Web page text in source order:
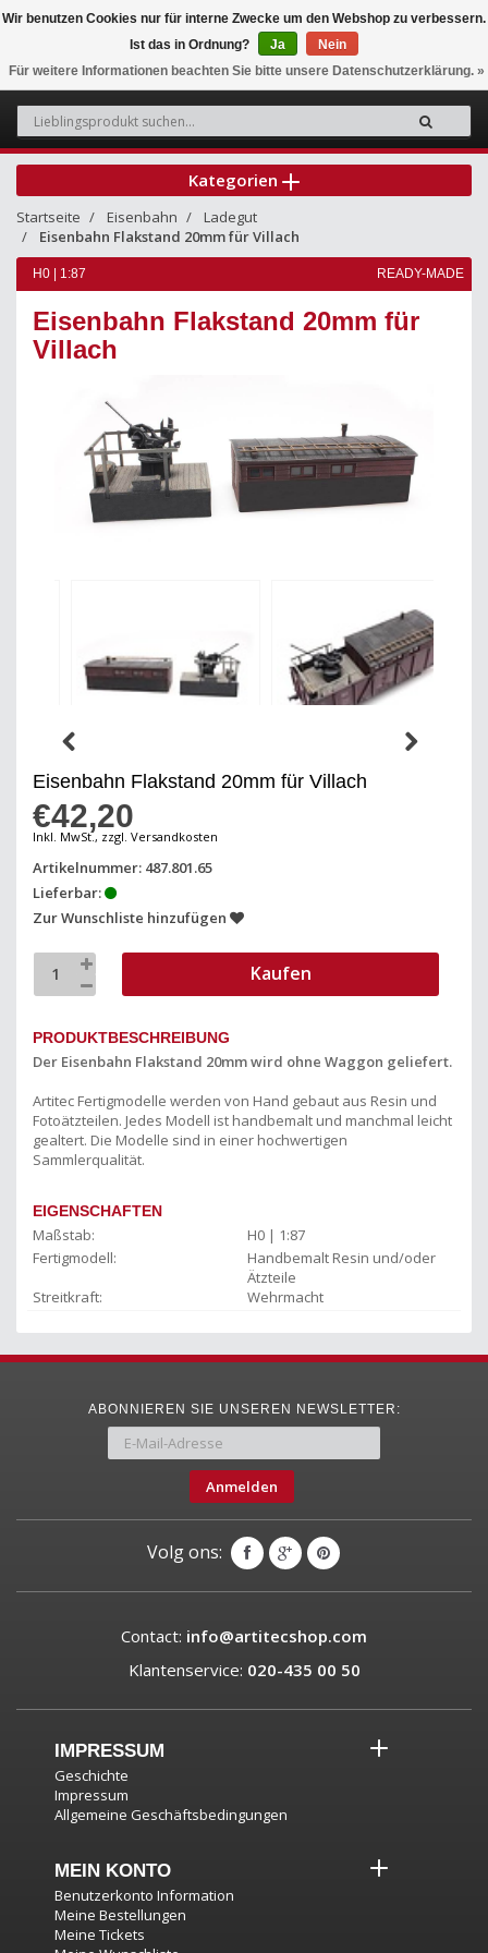
0
Kategorien
Startseite Eisenbahn
Ladegut
Eisenbahn Flakstand 20mm für Villach
H0 | 1:87 READY-MADE
Eisenbahn Flakstand 20mm für
Villach
Eisenbahn Flakstand 20mm für Villach
€42,20
Inkl. MwSt., zzgl. Versandkosten
Artikelnummer: 487.801.65
Lieferbar:
Zur Wunschliste hinzufügen
Kaufen
PRODUKTBESCHREIBUNG
Der Eisenbahn Flakstand 20mm wird ohne Waggon geliefert.
Artitec Fertigmodelle werden von Hand gebaut aus Resin und
Fotoätzteilen. Jedes Modell ist handbemalt und manchmal leicht
gealtert. Die Modelle sind in einer hochwertigen
Sammlerqualität.
EIGENSCHAFTEN
Maßstab:
H0 | 1:87
Fertigmodell:
Handbemalt Resin und/oder
Ätzteile
Streitkraft:
Wehrmacht
ABONNIEREN SIE UNSEREN NEWSLETTER:
Anmelden
Volg ons:
Contact: info@artitecshop.com
Klantenservice: 020-435 00 50
IMPRESSUM
Geschichte
Impressum
Allgemeine Geschäftsbedingungen
MEIN KONTO
Benutzerkonto Information
Meine Bestellungen
Meine Tickets
Wir benutzen Cookies nur für interne Zwecke um den Webshop zu verbessern.
Ist das in Ordnung?
Ja
Nein
Für weitere Informationen beachten Sie bitte unsere Datenschutzerklärung. »